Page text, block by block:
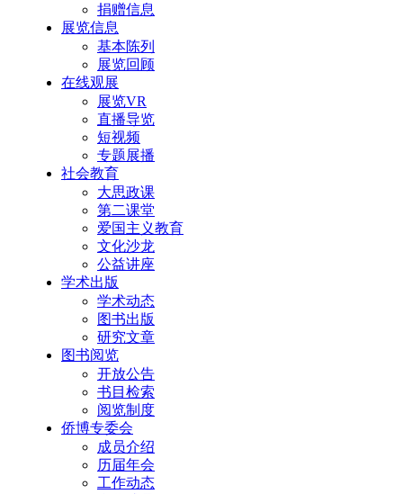
捐赠信息
展览信息
基本陈列
展览回顾
在线观展
展览VR
直播导览
短视频
专题展播
社会教育
大思政课
第二课堂
爱国主义教育
文化沙龙
公益讲座
学术出版
学术动态
图书出版
研究文章
图书阅览
开放公告
书目检索
阅览制度
侨博专委会
成员介绍
历届年会
工作动态